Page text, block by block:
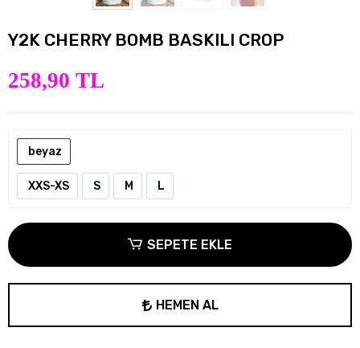
Y2K CHERRY BOMB BASKILI CROP
258,90 TL
beyaz
XXS-XS S M L
SEPETE EKLE
HEMEN AL